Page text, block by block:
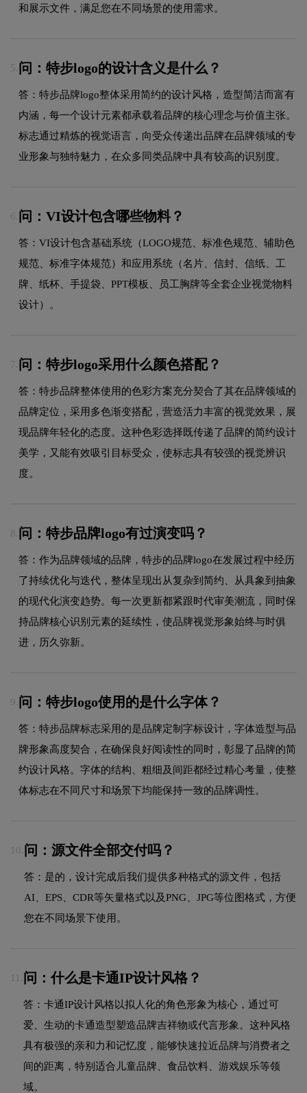
和展示文件，满足您在不同场景的使用需求。
5. 问：特步logo的设计含义是什么？
答：特步品牌logo整体采用简约的设计风格，造型简洁而富有
内涵，每一个设计元素都承载着品牌的核心理念与价值主张。
标志通过精炼的视觉语言，向受众传递出品牌在品牌领域的专
业形象与独特魅力，在众多同类品牌中具有较高的识别度。
6. 问：VI设计包含哪些物料？
答：VI设计包含基础系统（LOGO规范、标准色规范、辅助色
规范、标准字体规范）和应用系统（名片、信封、信纸、工
牌、纸杯、手提袋、PPT模板、员工胸牌等全套企业视觉物料
设计）。
7. 问：特步logo采用什么颜色搭配？
答：特步品牌整体使用的色彩方案充分契合了其在品牌领域的
品牌定位，采用多色渐变搭配，营造活力丰富的视觉效果，展
现品牌年轻化的态度。这种色彩选择既传递了品牌的简约设计
美学，又能有效吸引目标受众，使标志具有较强的视觉辨识
度。
8. 问：特步品牌logo有过演变吗？
答：作为品牌领域的品牌，特步的品牌logo在发展过程中经历
了持续优化与迭代，整体呈现出从复杂到简约、从具象到抽象
的现代化演变趋势。每一次更新都紧跟时代审美潮流，同时保
持品牌核心识别元素的延续性，使品牌视觉形象始终与时俱
进，历久弥新。
9. 问：特步logo使用的是什么字体？
答：特步品牌标志采用的是品牌定制字标设计，字体造型与品
牌形象高度契合，在确保良好阅读性的同时，彰显了品牌的简
约设计风格。字体的结构、粗细及间距都经过精心考量，使整
体标志在不同尺寸和场景下均能保持一致的品牌调性。
10. 问：源文件全部交付吗？
答：是的，设计完成后我们提供多种格式的源文件，包括
AI、EPS、CDR等矢量格式以及PNG、JPG等位图格式，方便
您在不同场景下使用。
问：什么是卡通IP设计风格？
答：卡通IP设计风格以拟人化的角色形象为核心，通过可
爱、生动的卡通造型塑造品牌吉祥物或代言形象。这种风格
具有极强的亲和力和记忆度，能够快速拉近品牌与消费者之
间的距离，特别适合儿童品牌、食品饮料、游戏娱乐等领
域。